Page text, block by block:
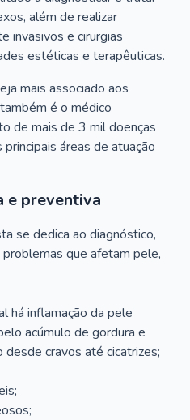
além de realizar
invasivos e cirurgias
estéticas e terapêuticas.
mais associado aos
é o médico
de mais de 3 mil doenças
áreas de atuação
e preventiva
se dedica ao diagnóstico,
que afetam pele,
há inflamação da pele
acúmulo de gordura e
desde cravos até cicatrizes;